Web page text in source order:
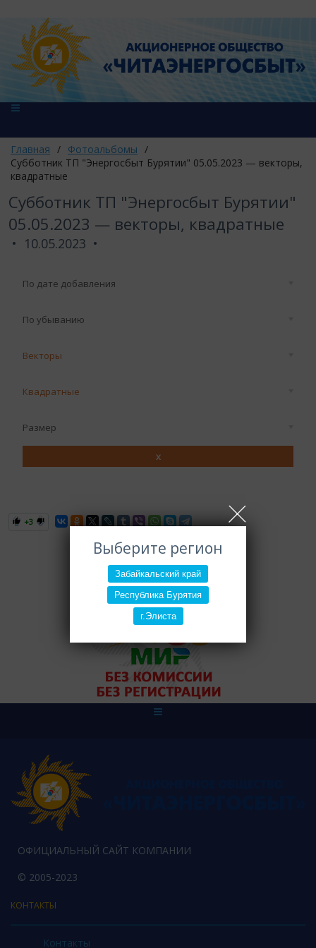
Выберите регион
Забайкальский край
Республика Бурятия
г.Элиста
Главная / Фотоальбомы /
Субботник ТП "Энергосбыт Бурятии" 05.05.2023 — векторы,
квадратные
Субботник ТП "Энергосбыт Бурятии"
05.05.2023 — векторы, квадратные
10.05.2023
По дате добавления
По убыванию
Векторы
Квадратные
Размер
x
+3
ОФИЦИАЛЬНЫЙ САЙТ КОМПАНИИ
© 2005-2023
КОНТАКТЫ
Контакты